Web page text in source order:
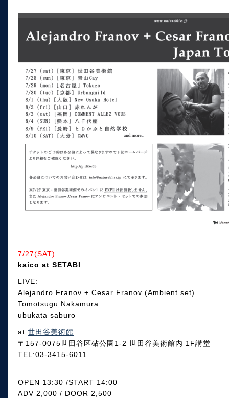
7/27(SAT)
kaico at SETABI
LIVE:
Alejandro Franov + Cesar Franov (Ambient set)
Tomotsugu Nakamura
ubukata saburo
at 世田谷美術館
〒157-0075世田谷区砧公園1-2 世田谷美術館内 1F講堂
TEL:03-3415-6011
OPEN 13:30 /START 14:00
ADV 2,000 / DOOR 2,500